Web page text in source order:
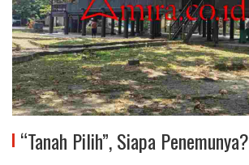
“Tanah Pilih”, Siapa Penemunya?